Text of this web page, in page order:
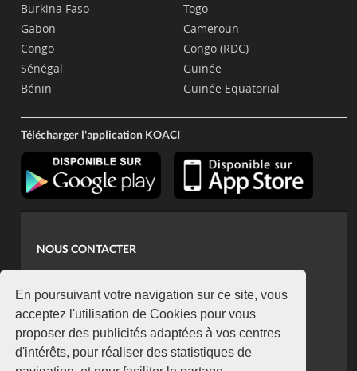
En poursuivant votre navigation sur ce site, vous
acceptez l'utilisation de Cookies pour vous
proposer des publicités adaptées à vos centres
d'intérêts, pour réaliser des statistiques de
Burkina Faso
Gabon
Congo
Sénégal
Bénin
Togo
Cameroun
Congo (RDC)
Guinée
Guinée Equatorial
Télécharger l'application KOACI
NOUS CONTACTER
koaci@yahoo.fr
+225 07 08 85 52 93
NEWSLETTER